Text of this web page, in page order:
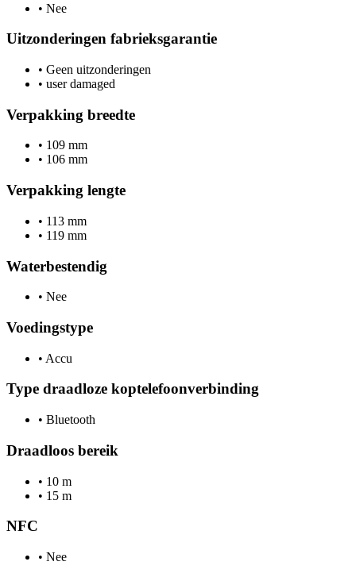
• Nee
Uitzonderingen fabrieksgarantie
• Geen uitzonderingen
• user damaged
Verpakking breedte
• 109 mm
• 106 mm
Verpakking lengte
• 113 mm
• 119 mm
Waterbestendig
• Nee
Voedingstype
• Accu
Type draadloze koptelefoonverbinding
• Bluetooth
Draadloos bereik
• 10 m
• 15 m
NFC
• Nee